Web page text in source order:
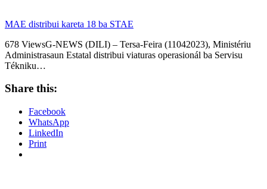
MAE distribui kareta 18 ba STAE
678 ViewsG-NEWS (DILI) – Tersa-Feira (11042023), Ministériu
Administrasaun Estatal distribui viaturas operasionál ba Servisu
Tékniku…
Share this:
Facebook
WhatsApp
LinkedIn
Print